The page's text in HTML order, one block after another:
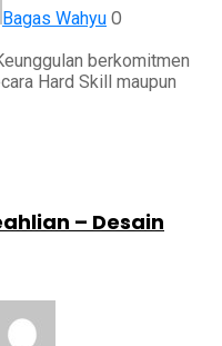
Bagas Wahyu 0
berkomitmen
Hard Skill maupun
– Desain